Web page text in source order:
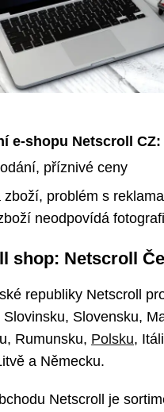
e-shopu Netscroll CZ:
příznivé ceny
zboží, problém s
neodpovídá
shop: Netscroll
republiky Netscroll
Slovensku,
Rumunsku, Polsku,
a Německu.
Netscroll je